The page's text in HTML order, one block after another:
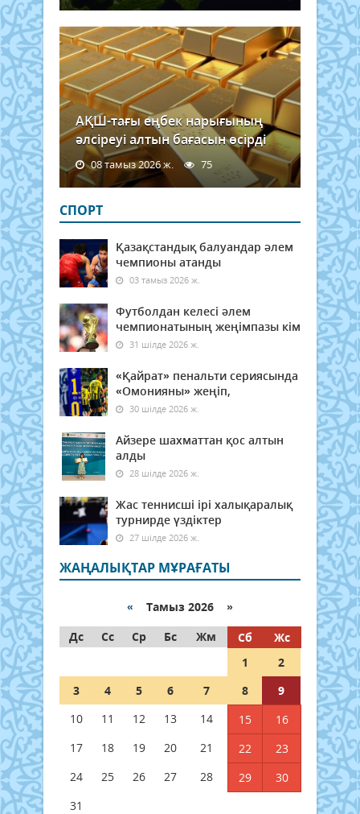
АҚШ-тағы еңбек нарығының
әлсіреуі алтын бағасын өсірді
08 тамыз 2026 ж. 75
СПОРТ
Қазақстандық балуандар әлем
чемпионы атанды
03 тамыз 2026 ж.
Футболдан келесі әлем
чемпионатының жеңімпазы кім
31 шілде 2026 ж.
«Қайрат» пенальти сериясында
«Омонияны» жеңіп,
30 шілде 2026 ж.
Айзере шахматтан қос алтын
алды
28 шілде 2026 ж.
Жас теннисші ірі халықаралық
турнирде үздіктер
27 шілде 2026 ж.
ЖАҢАЛЫҚТАР МҰРАҒАТЫ
« Тамыз 2026 »
Дс
Сс Ср Бс Жм Сб
Жс
1
2
3
4 5 6 7 8
9
10
11 12 13 14 15
16
17
18 19 20 21 22
23
24
25 26 27 28 29
30
31